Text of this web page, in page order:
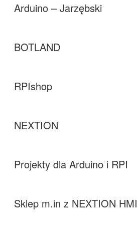
Arduino – Jarzębski
BOTLAND
RPIshop
NEXTION
Projekty dla Arduino i RPI
Sklep m.in z NEXTION HMI